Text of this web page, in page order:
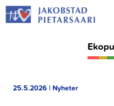
Hoppa
till
25.5.2026 | Nyheter